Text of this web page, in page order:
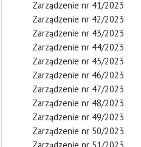
Zarządzenie nr 41/2023
Zarządzenie nr 42/2023
Zarządzenie nr 43/2023
Zarządzenie nr 44/2023
Zarządzenie nr 45/2023
Zarządzenie nr 46/2023
Zarządzenie nr 47/2023
Zarządzenie nr 48/2023
Zarządzenie nr 49/2023
Zarządzenie nr 50/2023